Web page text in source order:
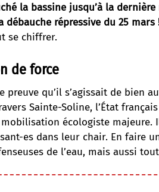
la bassine jusqu’à la
débauche répressive du 25 mars
se chiffrer.
de force
preuve qu’il s’agissait de bien
Sainte-Soline, l’État
écologiste majeure.
es dans leur chair. En faire
de l’eau, mais aussi